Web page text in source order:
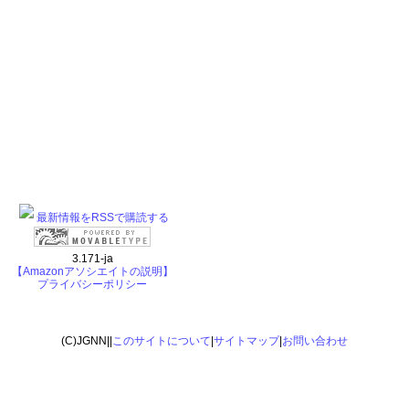
最新情報をRSSで購読する
3.171-ja
【Amazonアソシエイトの説明】
プライバシーポリシー
(C)JGNN|| このサイトについて サイトマップ| お問い合わせ